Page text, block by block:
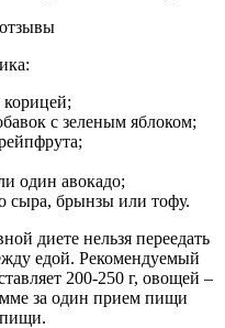
корицей;
с зеленым яблоком;
один авокадо;
сыра, брынзы или тофу.
диете нельзя переедать
едой. Рекомендуемый
200-250 г, овощей –
за один прием пищи
пищи.